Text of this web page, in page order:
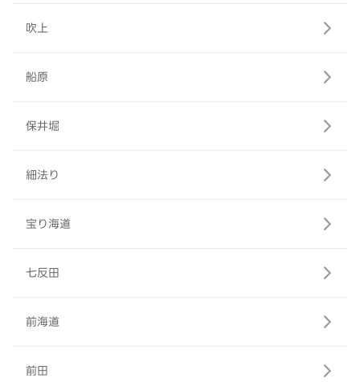
吹上
船原
保井堀
細法り
宝り海道
七反田
前海道
前田